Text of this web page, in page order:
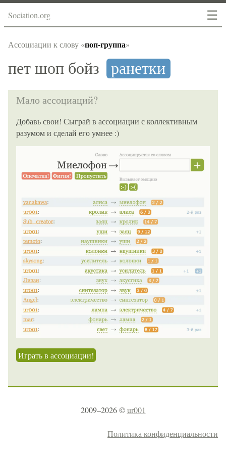
☰
Sociation.org
Ассоциации к слову «поп-группа»
пет шоп бойз ранетки
Мало ассоциаций?
Добавь свои! Сыграй в ассоциации с коллективным
разумом и сделай его умнее :)
Играть в ассоциации!
2009–2026 ©ur001
Политика конфиденциальности